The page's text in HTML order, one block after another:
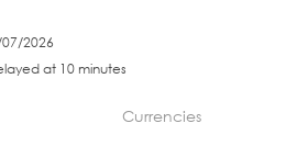
2026
at 10 minutes
Currencies